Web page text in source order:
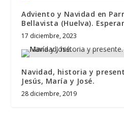
Adviento y Navidad en
Bellavista (Huelva).
17 diciembre, 2023
Navidad, historia y
Jesús, María y José.
28 diciembre, 2019